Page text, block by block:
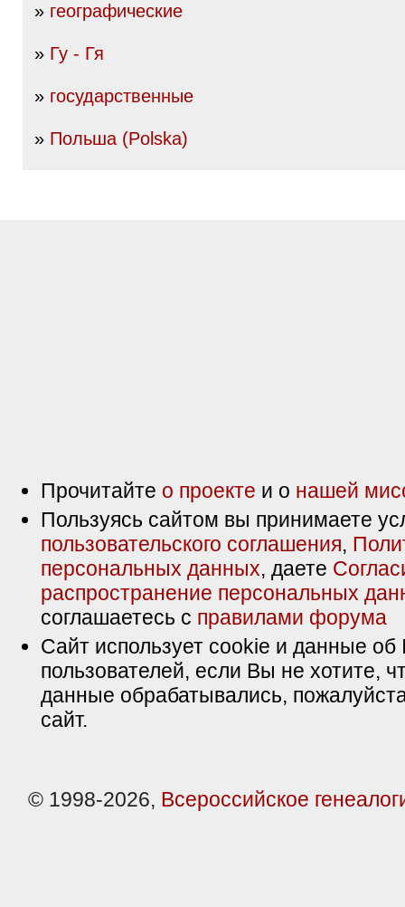
» географические
» Гу - Гя
» государственные
» Польша (Polska)
Прочитайте о проекте и о нашей
Пользуясь сайтом вы принимаете
пользовательского соглашения,
персональных данных, даете
распространение персональных
соглашаетесь с правилами форума
Сайт использует cookie и данные об
пользователей, если Вы не хотите,
данные обрабатывались,
сайт.
© 1998-2026, Всероссийское